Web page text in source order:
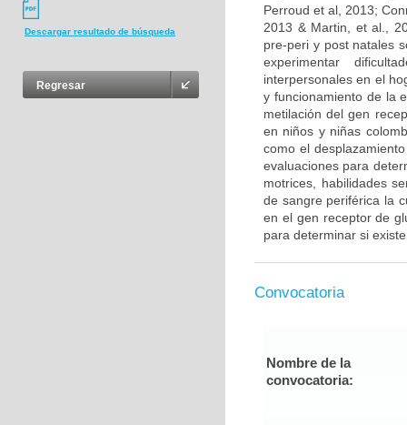
Descargar resultado de búsqueda
Regresar
Perroud et al, 2013;
2013 & Martin, et al.,
pre-peri y post natales
experimentar
interpersonales en el
y funcionamiento de la
metilación del gen
en niños y niñas
como el
evaluaciones para
motrices, habilidades
de sangre periférica la
en el gen receptor de
para determinar si
Convocatoria
Nombre de la
convocatoria: